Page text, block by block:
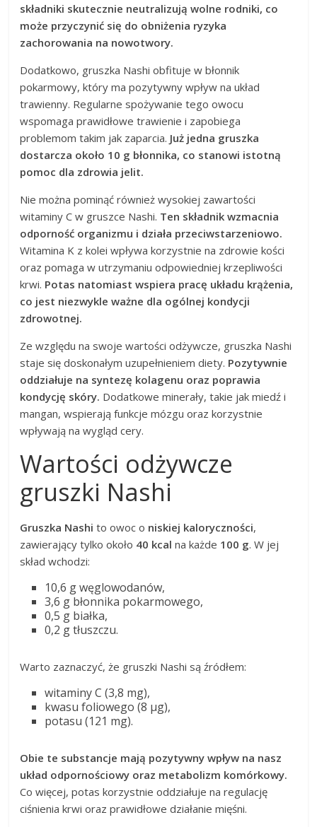
składniki skutecznie neutralizują wolne rodniki, co
może przyczynić się do obniżenia ryzyka
zachorowania na nowotwory.
Dodatkowo, gruszka Nashi obfituje w błonnik
pokarmowy, który ma pozytywny wpływ na układ
trawienny. Regularne spożywanie tego owocu
wspomaga prawidłowe trawienie i zapobiega
problemom takim jak zaparcia. Już jedna gruszka
dostarcza około 10 g błonnika, co stanowi istotną
pomoc dla zdrowia jelit.
Nie można pominąć również wysokiej zawartości
witaminy C w gruszce Nashi. Ten składnik wzmacnia
odporność organizmu i działa przeciwstarzeniowo.
Witamina K z kolei wpływa korzystnie na zdrowie kości
oraz pomaga w utrzymaniu odpowiedniej krzepliwości
krwi. Potas natomiast wspiera pracę układu krążenia,
co jest niezwykle ważne dla ogólnej kondycji
zdrowotnej.
Ze względu na swoje wartości odżywcze, gruszka Nashi
staje się doskonałym uzupełnieniem diety. Pozytywnie
oddziałuje na syntezę kolagenu oraz poprawia
kondycję skóry. Dodatkowe minerały, takie jak miedź i
mangan, wspierają funkcje mózgu oraz korzystnie
wpływają na wygląd cery.
Wartości odżywcze
gruszki Nashi
Gruszka Nashi to owoc o niskiej kaloryczności,
zawierający tylko około 40 kcal na każde 100 g. W jej
skład wchodzi:
10,6 g węglowodanów,
3,6 g błonnika pokarmowego,
0,5 g białka,
0,2 g tłuszczu.
Warto zaznaczyć, że gruszki Nashi są źródłem:
witaminy C (3,8 mg),
kwasu foliowego (8 μg),
potasu (121 mg).
Obie te substancje mają pozytywny wpływ na nasz
układ odpornościowy oraz metabolizm komórkowy.
Co więcej, potas korzystnie oddziałuje na regulację
ciśnienia krwi oraz prawidłowe działanie mięśni.